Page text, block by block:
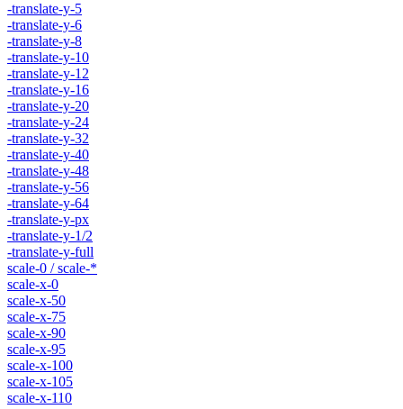
-translate-y-5
-translate-y-6
-translate-y-8
-translate-y-10
-translate-y-12
-translate-y-16
-translate-y-20
-translate-y-24
-translate-y-32
-translate-y-40
-translate-y-48
-translate-y-56
-translate-y-64
-translate-y-px
-translate-y-1/2
-translate-y-full
scale-0 / scale-*
scale-x-0
scale-x-50
scale-x-75
scale-x-90
scale-x-95
scale-x-100
scale-x-105
scale-x-110